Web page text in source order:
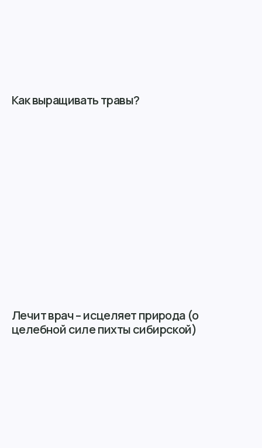
Как выращивать травы?
Лечит врач – исцеляет природа (о
целебной силе пихты сибирской)